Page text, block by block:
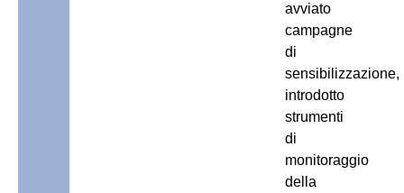
avviato
campagne
di
sensibilizzazione,
introdotto
strumenti
di
monitoraggio
della